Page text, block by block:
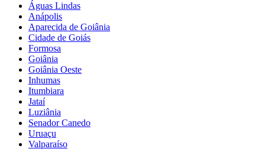
Águas Lindas
Anápolis
Aparecida de Goiânia
Cidade de Goiás
Formosa
Goiânia
Goiânia Oeste
Inhumas
Itumbiara
Jataí
Luziânia
Senador Canedo
Uruaçu
Valparaíso